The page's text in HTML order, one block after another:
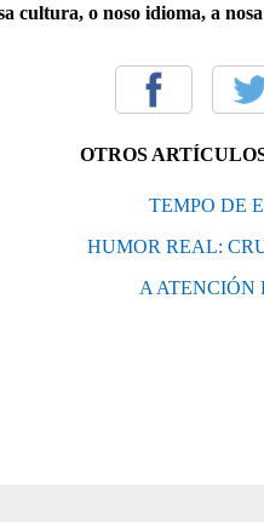
cultura, o noso idioma, a
OTROS
TEMPO DE
HUMOR REAL:
A ATENCIÓN